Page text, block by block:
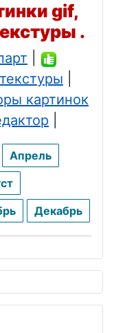
gif,
.
картинок
Апрель
Декабрь